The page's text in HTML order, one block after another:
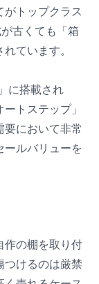
トップクラス
古くても「箱
ています。
に搭載され
トステップ」
要において非常
ールバリューを
作の棚を取り付
つけるのは厳禁